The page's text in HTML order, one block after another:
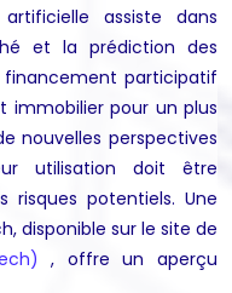
assiste dans
et la prédiction des
participatif
immobilier pour un plus
nouvelles perspectives
utilisation doit être
potentiels. Une
disponible sur le site de
, offre un aperçu